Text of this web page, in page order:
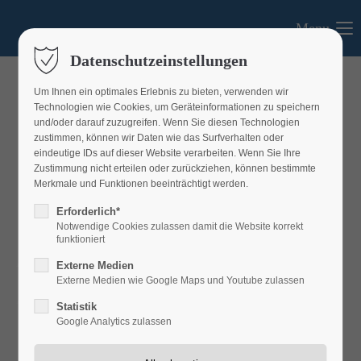
Login
Passwort
Register|Lost your password?
Support
Menu
Aktuelles
Aktuelles aus dem LEADER-Gebiet
Datenschutzeinstellungen
Um Ihnen ein optimales Erlebnis zu bieten, verwenden wir
Technologien wie Cookies, um Geräteinformationen zu speichern
und/oder darauf zuzugreifen. Wenn Sie diesen Technologien
zustimmen, können wir Daten wie das Surfverhalten oder
eindeutige IDs auf dieser Website verarbeiten. Wenn Sie Ihre
Zustimmung nicht erteilen oder zurückziehen, können bestimmte
Merkmale und Funktionen beeinträchtigt werden.
Erforderlich*
Notwendige Cookies zulassen damit die Website korrekt
funktioniert
Externe Medien
Externe Medien wie Google Maps und Youtube zulassen
Statistik
Google Analytics zulassen